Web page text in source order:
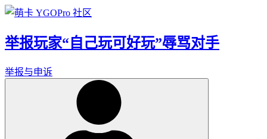
举报玩家“自己玩可好玩”辱骂对手
举报与申诉